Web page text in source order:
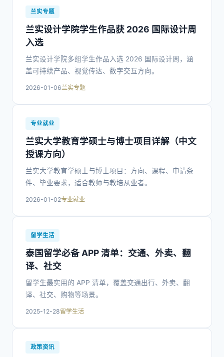
兰实专题
兰实设计学院学生作品获 2026 国际设计周
入选
兰实设计学院多组学生作品入选 2026 国际设计周，涵
盖可持续产品、视觉传达、数字交互方向。
2026-01-06兰实专题
专业就业
兰实大学教育学硕士与博士项目详解（中文
授课方向）
兰实大学教育学硕士与博士项目：方向、课程、申请条
件、毕业要求，适合教师与教培从业者。
2026-01-02专业就业
留学生活
泰国留学必备 APP 清单：交通、外卖、翻
译、社交
留学生最实用的 APP 清单，覆盖交通出行、外卖、翻
译、社交、购物等场景。
2025-12-28留学生活
政策资讯